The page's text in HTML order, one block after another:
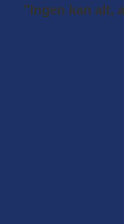
"Ingen kan alt,